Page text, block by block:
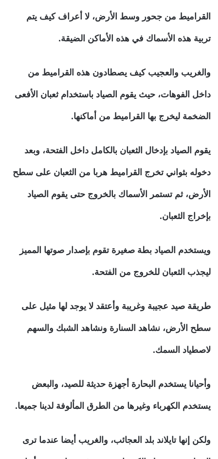
القراميط من جحور وسط الأرض، لا أعراف كيف يتم
تربية هذه الأسماك في هذه الأماكن الضيقة.
والغريب والعجيب كيف يصطادون هذه القراميط من
داخل الفوهات، حيث يقوم الصياد باستخدام ثعبان الأفعى
الضخمة ليخرج بها القراميط من أماكنها.
يقوم الصياد بإدخال الثعبان بالكامل داخل الفتحة، وبعد
دخوله بثواني تخرج القراميط هربا من الثعبان على سطح
الأرض، ثم تستمر الأسماك بالخروج حتى يقوم الصياد
بإخراج الثعبان.
ويستخدم الصياد بطة صغيرة تقوم بإصدار صوتها المميز
ليجذب الثعبان للخروج من الفتحة.
طريقة صيد عجيبة وغريبة وأعتقد لا يوجد لها مثيل على
سطح الأرض، نشاهد السنارة ونشاهد الشبك والسهم
لاصطياد السمك.
وأحيانا يستخدم البحارة أجهزة حديثة للصيد، والبعض
يستخدم الكهرباء وغيرها من الطرق المألوفة لدينا جميعا.
ولكن إنها تايلاند بلد العجائب، والغريب أيضا عندما ترى